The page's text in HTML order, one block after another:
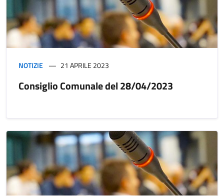
NOTIZIE 21 APRILE 2023
Consiglio Comunale del 28/04/2023